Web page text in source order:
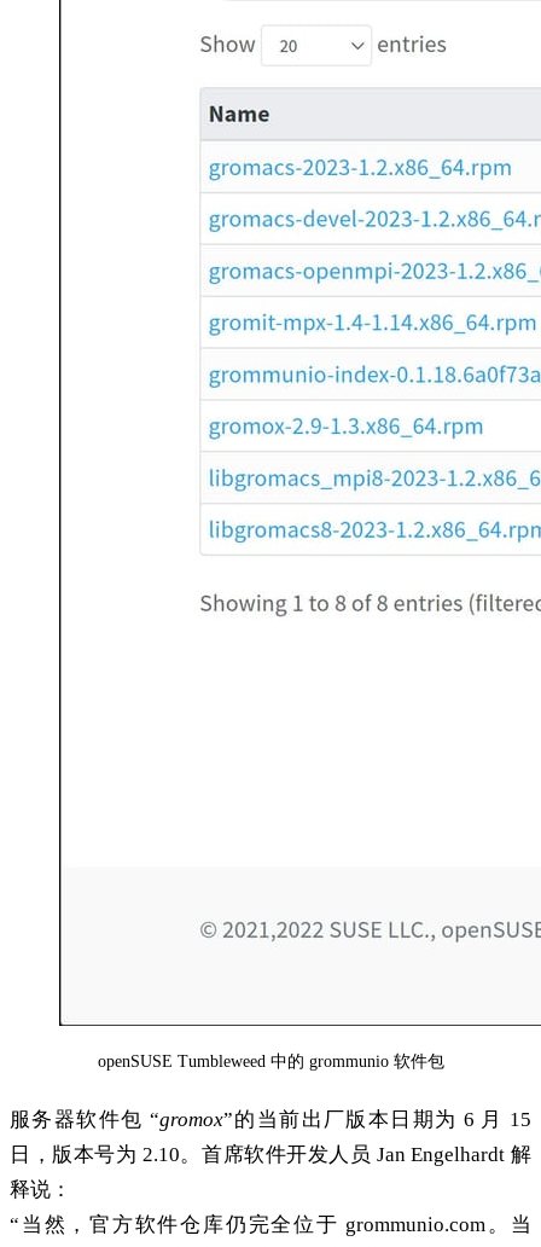
openSUSE Tumbleweed 中的 grommunio 软件包
服务器软件包 “gromox”的当前出厂版本日期为 6 月 15
日，版本号为 2.10。首席软件开发人员 Jan Engelhardt 解
释说：
“当然，官方软件仓库仍完全位于 grommunio.com。当